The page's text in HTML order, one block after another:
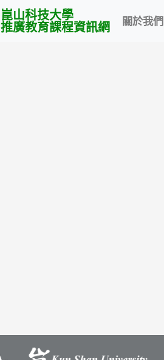
崑山科技大學
推廣教育課程資訊網 關於我們